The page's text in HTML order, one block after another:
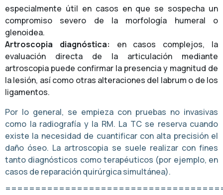
especialmente útil en casos en que se sospecha un
compromiso severo de la morfología humeral o
glenoidea.
Artroscopia diagnóstica: en casos complejos, la
evaluación directa de la articulación mediante
artroscopia puede confirmar la presencia y magnitud de
la lesión, así como otras alteraciones del labrum o de los
ligamentos.
Por lo general, se empieza con pruebas no invasivas
como la radiografía y la RM. La TC se reserva cuando
existe la necesidad de cuantificar con alta precisión el
daño óseo. La artroscopia se suele realizar con fines
tanto diagnósticos como terapéuticos (por ejemplo, en
casos de reparación quirúrgica simultánea).